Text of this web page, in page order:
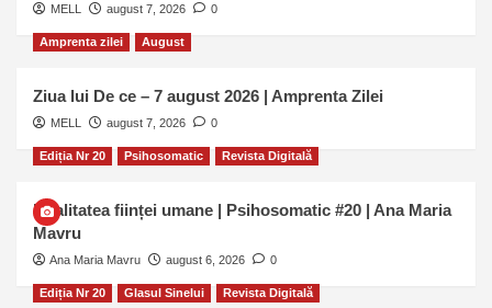
MELL august 7, 2026 0
Amprenta zilei August
Ziua lui De ce – 7 august 2026 | Amprenta Zilei
MELL august 7, 2026 0
Ediția Nr 20 Psihosomatic Revista Digitală
Dualitatea ființei umane | Psihosomatic #20 | Ana Maria
Mavru
Ana Maria Mavru august 6, 2026 0
Ediția Nr 20 Glasul Sinelui Revista Digitală